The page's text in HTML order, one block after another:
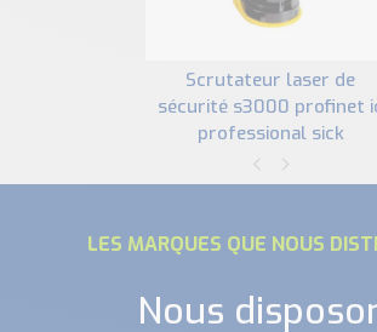
scrutateur laser de
sécurité s3000 profinet
professional sick
LES MARQUES QUE NOUS
Nous